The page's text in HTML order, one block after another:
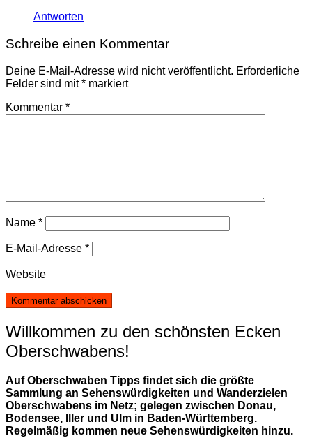
Antworten
Schreibe einen Kommentar
Deine E-Mail-Adresse wird nicht veröffentlicht. Erforderliche
Felder sind mit* markiert
Kommentar *
Name *
E-Mail-Adresse *
Website
Willkommen zu den schönsten Ecken
Oberschwabens!
Auf Oberschwaben Tipps findet sich die größte
Sammlung an Sehenswürdigkeiten und Wanderzielen
Oberschwabens im Netz; gelegen zwischen Donau,
Bodensee, Iller und Ulm in Baden-Württemberg.
Regelmäßig kommen neue Sehenswürdigkeiten hinzu.